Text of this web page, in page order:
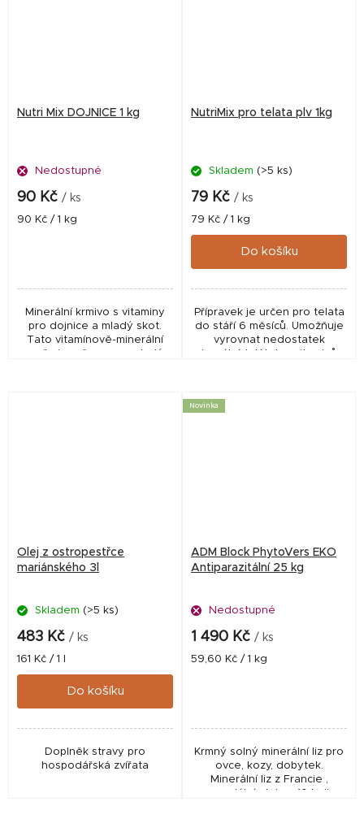
Nutri Mix DOJNICE 1 kg
Nedostupné
90 Kč / ks
Měrná
90 Kč / 1 kg
Minerální krmivo s vitaminy
pro dojnice a mladý skot.
Tato vitamínově-minerální
směs je určena pro mladý
NutriMix pro telata plv 1kg
Skladem (>5 ks)
79 Kč / ks
Měrná
cena:
79 Kč / 1 kg
Do košíku
Přípravek je určen pro telata
do stáří 6 měsíců. Umožňuje
vyrovnat nedostatek
minerálních látek a vitaminů v
Olej z ostropestřce
mariánského 3l
Skladem (>5 ks)
483 Kč / ks
Měrná
cena:
161 Kč / 1 l
Do košíku
Doplněk stravy pro
hospodářská zvířata
Novinka
ADM Block PhytoVers EKO
Antiparazitální 25 kg
Nedostupné
1 490 Kč / ks
Měrná
59,60 Kč / 1 kg
Krmný solný minerální liz pro
ovce, kozy, dobytek.
Minerální liz z Francie ,